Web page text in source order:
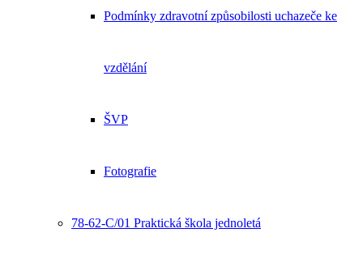
Podmínky zdravotní způsobilosti uchazeče ke
vzdělání
ŠVP
Fotografie
78-62-C/01 Praktická škola jednoletá